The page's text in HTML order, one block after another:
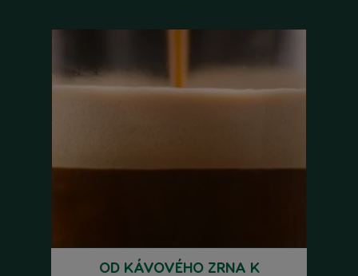
OD KÁVOVÉHO ZRNA K